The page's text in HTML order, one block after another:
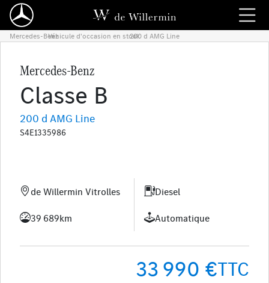
Mercedes-Benz
›
Véhicule d'occasion en stock
›
200 d AMG Line
Mercedes-Benz
Classe B
200 d AMG Line
S4E1335986
de Willermin Vitrolles Diesel
39 689km Automatique
33 990 €TTC